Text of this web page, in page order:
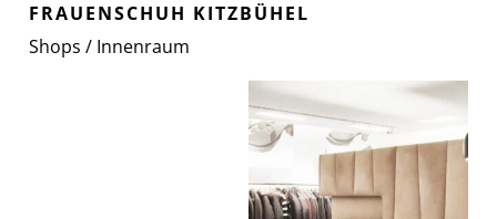
FRAUENSCHUH KITZBÜHEL
Shops / Innenraum